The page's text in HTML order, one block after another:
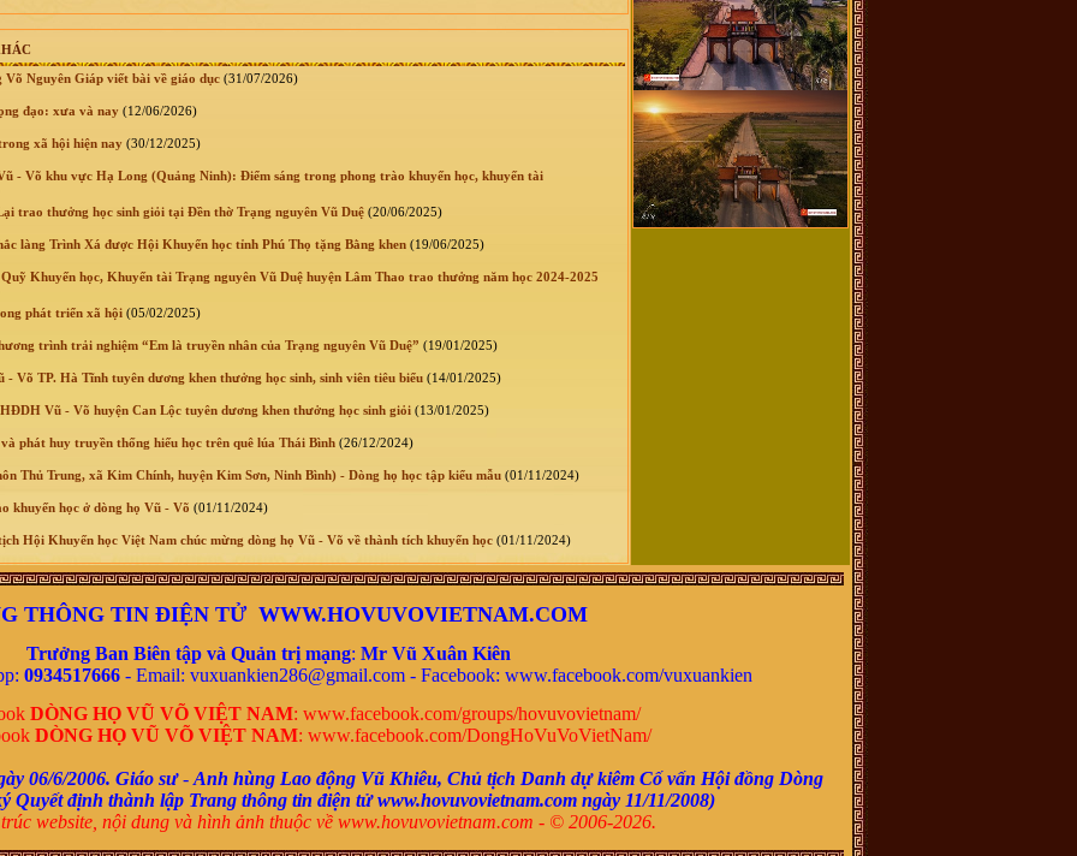
Nguyên Giáp viết bài về giáo dục (31/07/2026)
đạo: xưa và nay (12/06/2026)
xã hội hiện nay (30/12/2025)
- Võ khu vực Hạ Long (Quảng Ninh): Điểm sáng trong phong trào khuyến học, khuyến tài
trao thưởng học sinh giỏi tại Đền thờ Trạng nguyên Vũ Duệ (20/06/2025)
làng Trình Xá được Hội Khuyến học tỉnh Phú Thọ tặng Bằng khen (19/06/2025)
Khuyến học, Khuyến tài Trạng nguyên Vũ Duệ huyện Lâm Thao trao thưởng năm học 2024-2025
phát triển xã hội (05/02/2025)
trình trải nghiệm “Em là truyền nhân của Trạng nguyên Vũ Duệ” (19/01/2025)
- Võ TP. Hà Tĩnh tuyên dương khen thưởng học sinh, sinh viên tiêu biểu (14/01/2025)
Vũ - Võ huyện Can Lộc tuyên dương khen thưởng học sinh giỏi (13/01/2025)
phát huy truyền thống hiếu học trên quê lúa Thái Bình (26/12/2024)
Thủ Trung, xã Kim Chính, huyện Kim Sơn, Ninh Bình) - Dòng họ học tập kiểu mẫu (01/11/2024)
khuyến học ở dòng họ Vũ - Võ (01/11/2024)
Hội Khuyến học Việt Nam chúc mừng dòng họ Vũ - Võ về thành tích khuyến học (01/11/2024)
THÔNG TIN ĐIỆN TỬ WWW.HOVUVOVIETNAM.COM
Trưởng Ban Biên tập và Quản trị mạng: Mr Vũ Xuân Kiên
0934517666 - Email: vuxuankien286@gmail.com - Facebook: www.facebook.com/vuxuankien
DÒNG HỌ VŨ VÕ VIỆT NAM: www.facebook.com/groups/hovuvovietnam/
DÒNG HỌ VŨ VÕ VIỆT NAM: www.facebook.com/DongHoVuVoVietNam/
06/6/2006. Giáo sư - Anh hùng Lao động Vũ Khiêu, Chủ tịch Danh dự kiêm Cố vấn Hội đồng Dòng
Quyết định thành lập Trang thông tin điện tử www.hovuvovietnam.com ngày 11/11/2008)
website, nội dung và hình ảnh thuộc về www.hovuvovietnam.com - © 2006-2026.